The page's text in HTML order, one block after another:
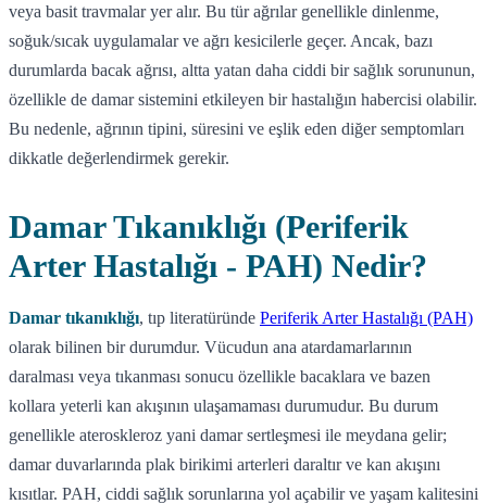
veya basit travmalar yer alır. Bu tür ağrılar genellikle dinlenme,
soğuk/sıcak uygulamalar ve ağrı kesicilerle geçer. Ancak, bazı
durumlarda bacak ağrısı, altta yatan daha ciddi bir sağlık sorununun,
özellikle de damar sistemini etkileyen bir hastalığın habercisi olabilir.
Bu nedenle, ağrının tipini, süresini ve eşlik eden diğer semptomları
dikkatle değerlendirmek gerekir.
Damar Tıkanıklığı (Periferik
Arter Hastalığı - PAH) Nedir?
Damar tıkanıklığı, tıp literatüründe Periferik Arter Hastalığı (PAH)
olarak bilinen bir durumdur. Vücudun ana atardamarlarının
daralması veya tıkanması sonucu özellikle bacaklara ve bazen
kollara yeterli kan akışının ulaşamaması durumudur. Bu durum
genellikle ateroskleroz yani damar sertleşmesi ile meydana gelir;
damar duvarlarında plak birikimi arterleri daraltır ve kan akışını
kısıtlar. PAH, ciddi sağlık sorunlarına yol açabilir ve yaşam kalitesini